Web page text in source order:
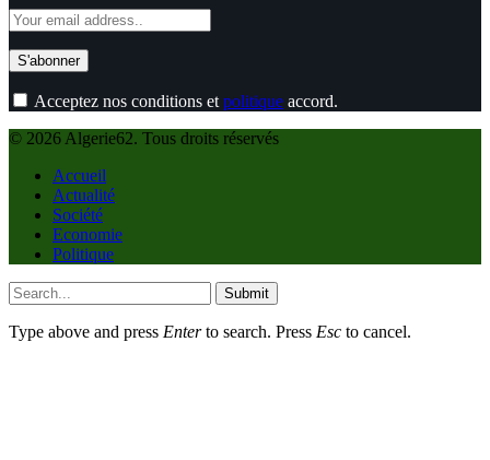
Acceptez nos conditions et politique accord.
© 2026 Algerie62. Tous droits réservés
Accueil
Actualité
Société
Economie
Politique
Submit
Type above and press Enterto search. Press Esc to cancel.